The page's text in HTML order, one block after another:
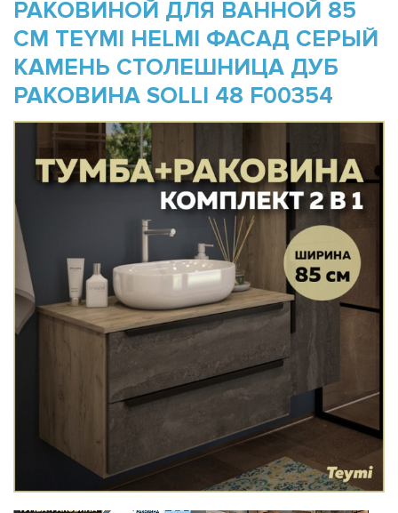
РАКОВИНОЙ ДЛЯ ВАННОЙ 85
СМ TEYMI HELMI ФАСАД СЕРЫЙ
КАМЕНЬ СТОЛЕШНИЦА ДУБ
РАКОВИНА SOLLI 48 F00354